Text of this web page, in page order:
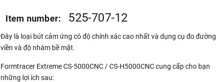
Item number: 525-707-12
Đây là loại bút cảm ứng có độ chính xác cao nhất và dụng cụ đo đường
viền và độ nhám bề mặt.
Formtracer Extreme CS-5000CNC / CS-H5000CNC cung cấp cho bạn
những lợi ích sau: